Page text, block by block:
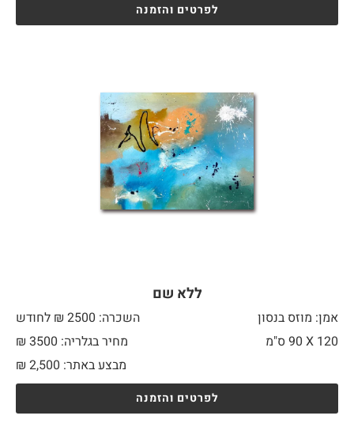
לפרטים והזמנה
ללא שם
אמן: מוזס בנסון
השכרה: 2500 ₪ לחודש
120 X
מחיר בגלריה: 3500 ₪
מבצע באתר:
₪ 2,500
לפרטים והזמנה